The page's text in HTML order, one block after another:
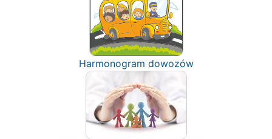
Harmonogram dowozów